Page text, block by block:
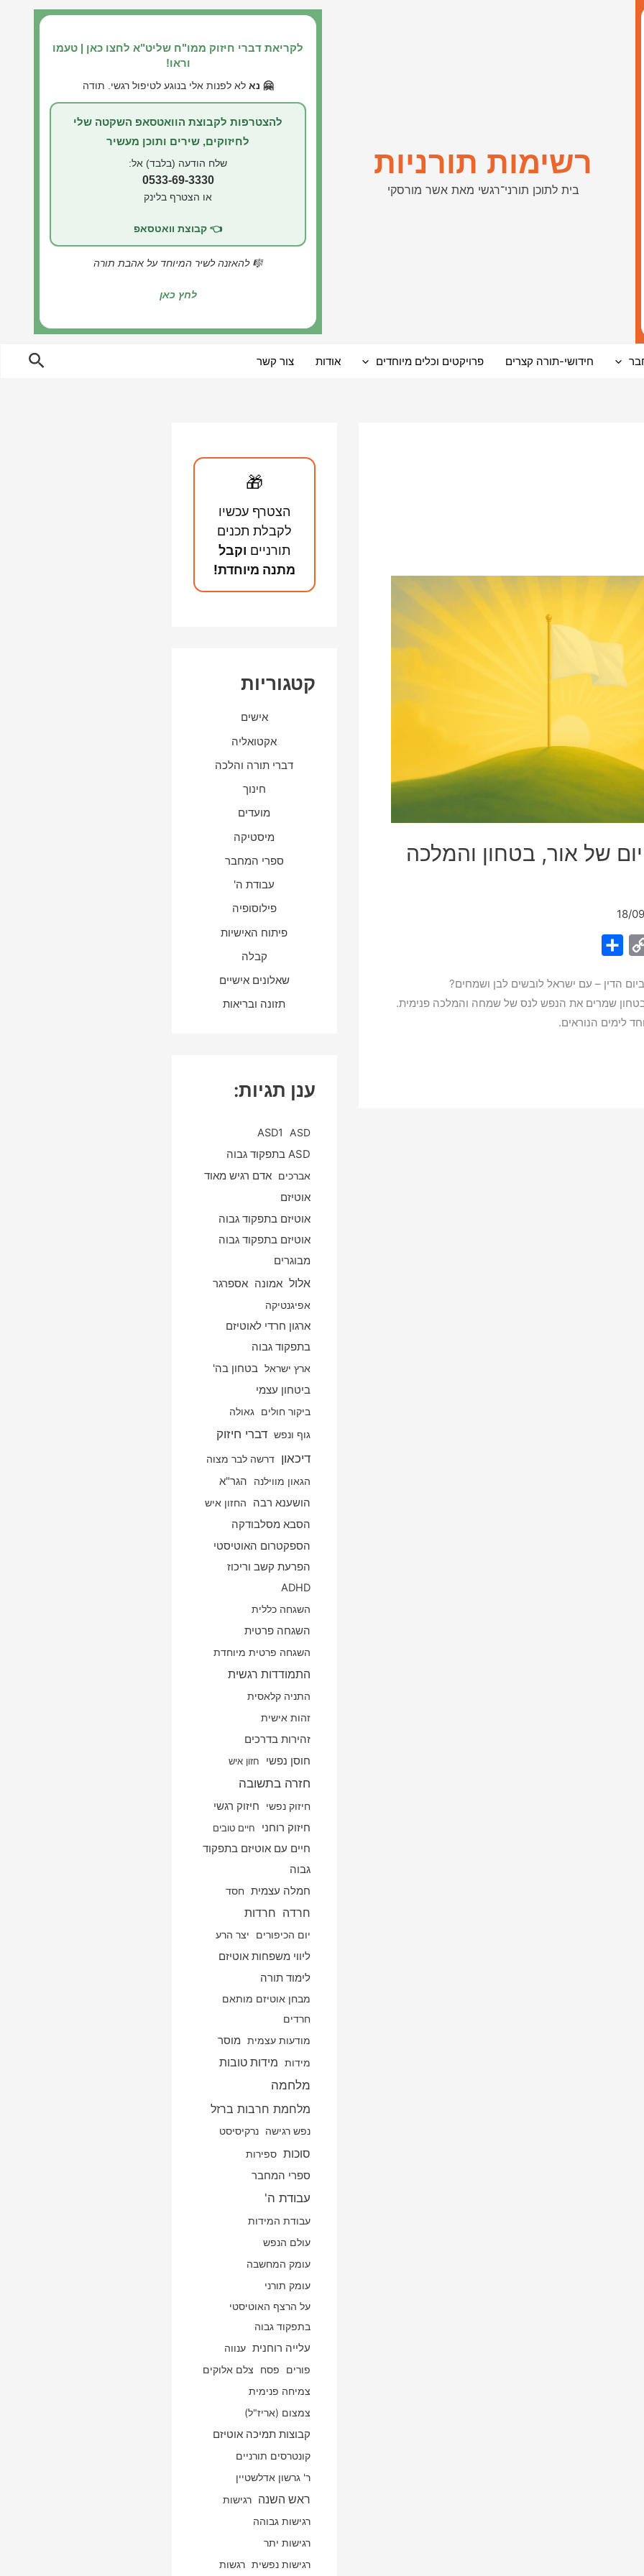
רשימות תורניות
בית לתוכן תורני־רגשי מאת אשר מורסקי
לקריאת דברי חיזוק ממו"ח שליט"א לחצו כאן | טעמו
וראו!
🤗 נא לא לפנות אלי בנוגע לטיפול רגשי. תודה
להצטרפות לקבוצת הוואטסאפ השקטה שלי
לחיזוקים, שירים ותוכן מעשיר
שלח הודעה (בלבד) אל:
0533-69-3330
או הצטרף בלינק
👈 קבוצת וואטסאפ
🎼 להאזנה לשיר המיוחד על אהבת תורה
לחץ כאן
חידושי-תורה קצרים פרויקטים וכלים מיוחדים אודות צור קשר חיפוש
של אור, בטחון והמלכה
18/
p
y
L
a
r
e
הדין – עם ישראל לובשים לבן ושמחים?
שמרים את הנפש לנס של שמחה והמלכה פנימית.
לימים הנוראים.
🎁
הצטרף עכשיו
לקבלת תכנים
תורניים וקבל
מתנה מיוחדת!
קטגוריות
אישים
אקטואליה
דברי תורה והלכה
חינוך
מועדים
מיסטיקה
ספרי המחבר
עבודת ה'
פילוסופיה
פיתוח האישיות
קבלה
שאלונים אישיים
תזונה ובריאות
ענן תגיות:
ASD
ASD1
ASD בתפקוד גבוה
אברכים אדם רגיש מאוד
אוטיזם
אוטיזם בתפקוד גבוה
אוטיזם בתפקוד גבוה
מבוגרים
אלול אמונה אספרגר
אפיגנטיקה
ארגון חרדי לאוטיזם
בתפקוד גבוה
ארץ ישראל בטחון בה'
ביטחון עצמי
ביקור חולים גאולה
גוף ונפש דברי חיזוק
דיכאון דרשה לבר מצוה
הגאון מווילנה
הגר"א
הושענא רבה
החזון איש
הסבא מסלבודקה
הספקטרום האוטיסטי
הפרעת קשב וריכוז
ADHD
השגחה כללית
השגחה פרטית
השגחה פרטית מיוחדת
התמודדות רגשית
התניה קלאסית
זהות אישית
זהירות בדרכים
חוסן נפשי
חזון איש
חזרה בתשובה
חיזוק נפשי חיזוק רגשי
חיזוק רוחני חיים טובים
חיים עם אוטיזם בתפקוד
גבוה
חמלה עצמית חסד
חרדה חרדות
יום הכיפורים יצר הרע
ליווי משפחות אוטיזם
לימוד תורה
מבחן אוטיזם מותאם
חרדים
מודעות עצמית מוסר
מידות מידות טובות
מלחמה
מלחמת חרבות ברזל
נפש רגישה נרקיסיסט
סוכות ספירות
ספרי המחבר
עבודת ה'
עבודת המידות
עולם הנפש
עומק המחשבה
עומק תורני
על הרצף האוטיסטי
בתפקוד גבוה
עלייה רוחנית ענווה
פורים
פסח
צלם אלוקים
צמיחה פנימית
צמצום (אריז"ל)
קבוצות תמיכה אוטיזם
קונטרסים תורניים
ר' גרשון אדלשטיין
ראש השנה רגישות
רגישות גבוהה
רגישות יתר
רגישות נפשית רגשות